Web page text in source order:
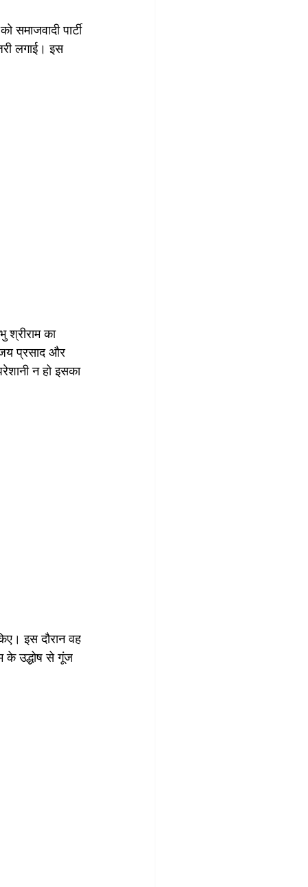
समाजवादी पार्टी
लगाई। इस
श्रीराम का
प्रसाद और
न हो इसका
इस दौरान वह
के उद्धोष से गूंज